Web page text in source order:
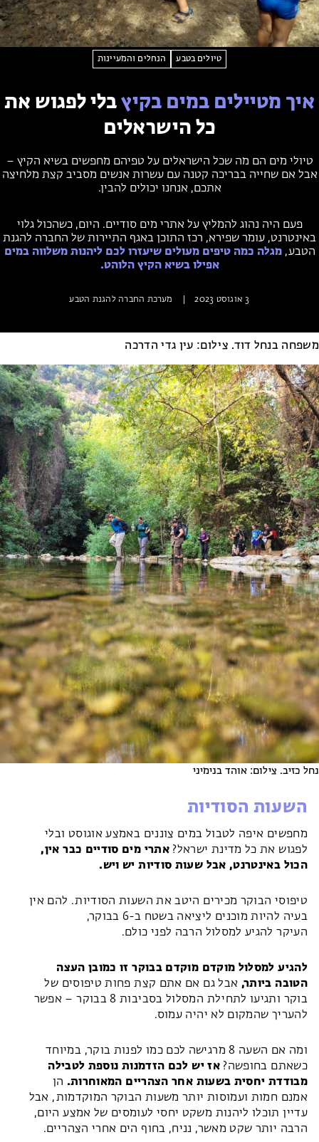
מחנות קיץ
מחנות קיץ
חופשות בבתי ספר שדהטיולים בטבע הנחלים והמעיינות
איך מטיילים במים בקיץ בלי לפגוש את
כל הישראלים
טיולי מים הם מה שכל הישראלים על טפיהם מחפשים בשיא הקיץ –
אבל אם שחייה בבריכה קטנה עם עשרות אנשים מסביב קצת מלחיצה
אתכם, אנחנו יכולים להבין.
פעם היה נהוג להמליץ על אתרי מים סודיים. היום, כשהכול גלוי
באינטרנט, עומר שפירא, רכז התוכן באגף התיירות של החברה להגנת
הטבע,מגלה כמה טיפים מעולים שיעזרו לכם ליהנות משלווה במים
אפילו בשיא הקיץ הלוהט.
3 אוגוסט 2023 מערכת החברה להגנת הטבע
משפחה בנחל דוד. צילום: עין גדי הדרכה
נחל כזיב. צילום: אוהד בנימיני
השעות הסודיות
מחפשים איפה לטבול במים צוננים באמצע אוגוסט ובלי
לפגוש את כל מדינת ישראל? אתרי מים סודיים כבר אין,
הכול באינטרנט, אבל שעות סודיות יש ויש.
טיפוסי הבוקר מכירים היטב את השעות הסודיות. להם אין
בעיה להיות מוכנים ליציאה בשטח ב-6 בבוקר,
העיקר להגיע למסלול הרבה לפני כולם.
להגיע למסלול מוקדם מוקדם בבוקר זו כמובן העצה
הטובה ביותר, אבל גם אם אתם קצת פחות טיפוסים של
בוקר ותגיעו לתחילת המסלול בסביבות 8 בבוקר – אפשר
להעריך שהמקום לא יהיה עמוס.
ומה אם השעה 8 מרגישה לכם כמו לפנות בוקר, במיוחד
כשאתם בחופשה?אז יש לכם הזדמנות נוספת לטבילה
מבודדת יחסית בשעות אחר הצהריים המאוחרות. הן
אמנם חמות ועמוסות יותר משעות הבוקר המוקדמות, אבל
עדיין תוכלו ליהנות משקט יחסי לעומסים של אמצע היום,
הרבה יותר שקט מאשר, נניח, בחוף הים אחרי הצהריים.